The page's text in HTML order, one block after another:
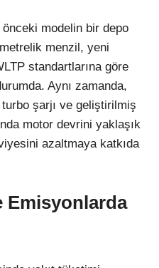
modelin bir depo
menzil, yeni
standartlarına göre
Aynı zamanda,
şarjı ve geliştirilmiş
motor devrini yaklaşık
azaltmaya katkıda
Emisyonlarda